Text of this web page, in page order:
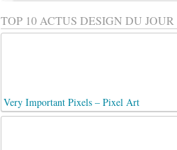
TOP 10 ACTUS DESIGN DU JOUR
Very Important Pixels – Pixel Art